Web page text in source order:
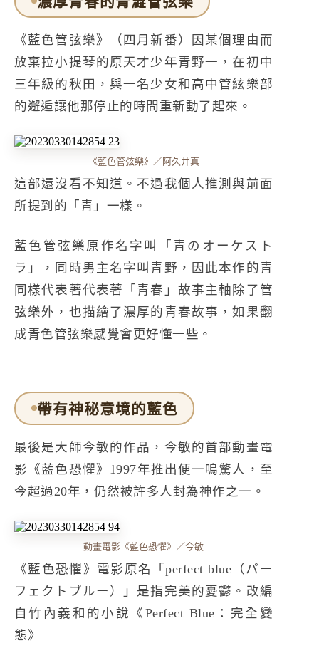
《藍色管弦樂》（四月新番）因某個理由而
放棄拉小提琴的原天才少年青野一，在初中
三年級的秋田，與一名少女和高中管絃樂部
的邂逅讓他那停止的時間重新動了起來。
《藍色管弦樂》／阿久井真
這部還沒看不知道。不過我個人推測與前面
所提到的「青」一樣。
藍色管弦樂原作名字叫「青のオーケスト
ラ」，同時男主名字叫青野，因此本作的青
同樣代表著代表著「青春」故事主軸除了管
弦樂外，也描繪了濃厚的青春故事，如果翻
成青色管弦樂感覺會更好懂一些。
帶有神秘意境的藍色
最後是大師今敏的作品，今敏的首部動畫電
影《藍色恐懼》1997年推出便一鳴驚人，至
今超過20年，仍然被許多人封為神作之一。
動畫電影《藍色恐懼》／今敏
《藍色恐懼》電影原名「perfect blue（パー
フェクトブルー）」是指完美的憂鬱。改編
自竹內義和的小說《Perfect Blue：完全變
態》